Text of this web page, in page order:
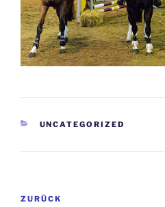
KATEGORIEN
UNCATEGORIZED
Beitragsnavigation
Vorheriger
ZURÜCK